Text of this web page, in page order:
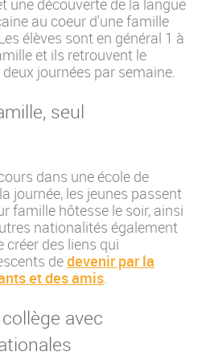
au coeur d'une famille
élèves sont en général 1 à
et ils retrouvent le
journées par semaine.
seul
dans une école de
journée, les jeunes passent
famille hôtesse le soir, ainsi
nationalités également
créer des liens qui
dedevenir par la
et des amis
avec